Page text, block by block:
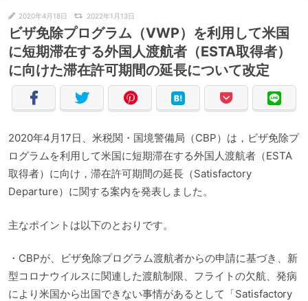
2020年4月18日 2022年1月13日
ビザ免除プログラム（VWP）を利用して米国
に短期滞在する外国人渡航者（ESTA取得者）
に向けた滞在許可期間の延長について改定
2020年4月17日、米税関・国境警備局（CBP）は，ビザ免除プ
ログラムを利用して米国に短期滞在する外国人渡航者（ESTA
取得者）に向け，滞在許可期間の延長（Satisfactory
Departure）に関する案内を発表しました。
主なポイントは以下のとおりです。
・CBPが、ビザ免除プログラム渡航者からの申請に基づき、新
型コロナウイルスに関連した渡航制限、フライトの欠航、発病
により米国から出国できない事情があるとして「Satisfactory